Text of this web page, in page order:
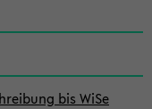
bis WiSe